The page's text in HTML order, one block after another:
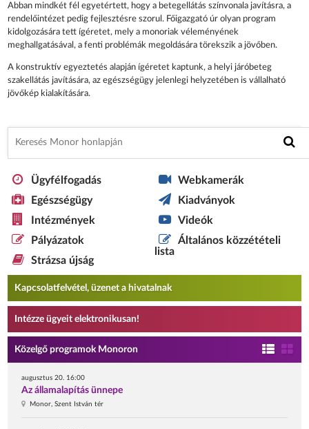
Abban mindkét fél egyetértett, hogy a betegellátás színvonala javításra, a
rendelőintézet pedig fejlesztésre szorul. Főigazgató úr olyan program
kidolgozására tett ígéretet, mely a monoriak véleményének
meghallgatásával, a fenti problémák megoldására törekszik a jövőben.
A konstruktív egyeztetés alapján ígéretet kaptunk, a helyi járóbeteg
szakellátás javítására, az egészségügy jelenlegi helyzetében is vállalható
jövőkép kialakítására.
Ügyfélfogadás
Egészségügy
Intézmények
Pályázatok
Strázsa újság
Webkamerák
Kiadványok
Videók
Általános közzétételi
lista
Kapcsolatfelvétel, üzenet a hivatalnak
Intézze ügyeit elektronikusan!
Közelgő programok Monoron
augusztus 20. 16:00
Az államalapítás ünnepe
Monor, Szent István tér